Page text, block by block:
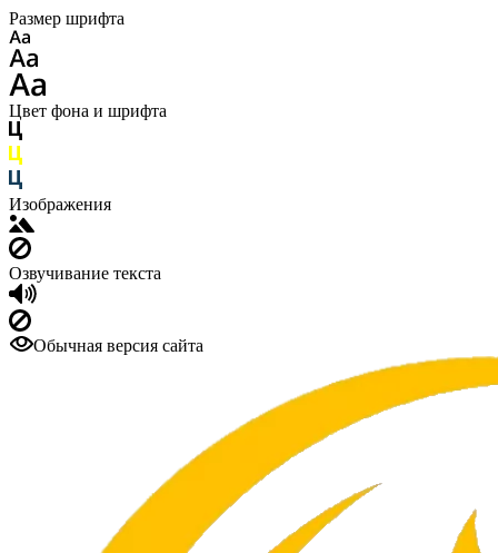
Размер шрифта
Цвет фона и шрифта
Изображения
Озвучивание текста
Обычная версия сайта